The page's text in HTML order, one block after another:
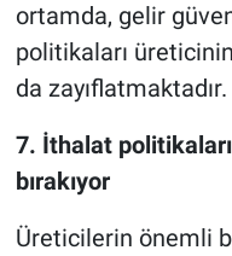
ortamda, gelir
politikaları
da zayıflatmaktadır.
7. İthalat
bırakıyor
Üreticilerin önemli